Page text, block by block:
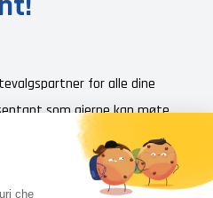
for alle dine
som gjerne kan møte
av hele vårt
tilbud, slik at du får den